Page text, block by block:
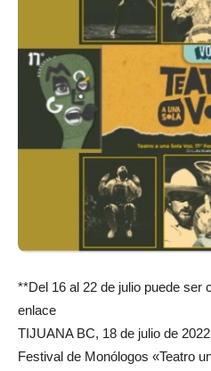
**Del 16 al 22 de julio puede ser
enlace
TIJUANA BC, 18 de julio de
Festival de Monólogos «Teatro